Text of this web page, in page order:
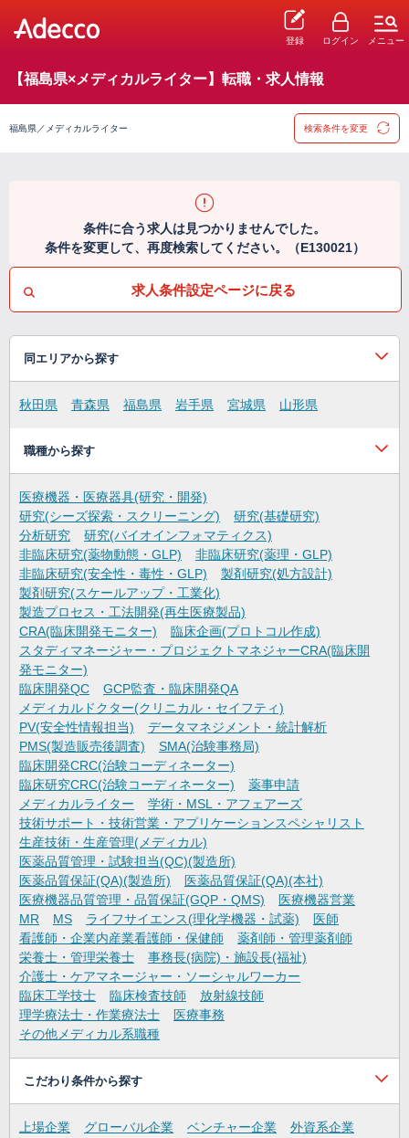
登録 ログイン メニュー
【福島県×メディカルライター】転職・求人情報
福島県／メディカルライター 検索条件を変更
条件に合う求人は見つかりませんでした。
条件を変更して、再度検索してください。（E130021）
求人条件設定ページに戻る
同エリアから探す
秋田県 青森県 福島県 岩手県 宮城県 山形県
職種から探す
医療機器・医療器具(研究・開発)
研究(シーズ探索・スクリーニング)
研究(基礎研究)
分析研究
研究(バイオインフォマティクス)
非臨床研究(薬物動態・GLP)
非臨床研究(薬理・GLP)
非臨床研究(安全性・毒性・GLP)
製剤研究(処方設計)
製剤研究(スケールアップ・工業化)
製造プロセス・工法開発(再生医療製品)
CRA(臨床開発モニター)
臨床企画(プロトコル作成)
スタディマネージャー・プロジェクトマネジャーCRA(臨床開
発モニター)
臨床開発QC
GCP監査・臨床開発QA
メディカルドクター(クリニカル・セイフティ)
PV(安全性情報担当)
データマネジメント・統計解析
PMS(製造販売後調査)
SMA(治験事務局)
臨床開発CRC(治験コーディネーター)
臨床研究CRC(治験コーディネーター)
薬事申請
メディカルライター
学術・MSL・アフェアーズ
技術サポート・技術営業・アプリケーションスペシャリスト
生産技術・生産管理(メディカル)
医薬品質管理・試験担当(QC)(製造所)
医薬品質保証(QA)(製造所)
医薬品質保証(QA)(本社)
医療機器品質管理・品質保証(GQP・QMS)
医療機器営業
MR
MS ライフサイエンス(理化学機器・試薬)
医師
看護師・企業内産業看護師・保健師
薬剤師・管理薬剤師
栄養士・管理栄養士
事務長(病院)・施設長(福祉)
介護士・ケアマネージャー・ソーシャルワーカー
臨床工学技士
臨床検査技師
放射線技師
理学療法士・作業療法士
医療事務
その他メディカル系職種
こだわり条件から探す
上場企業 グローバル企業 ベンチャー企業
外資系企業